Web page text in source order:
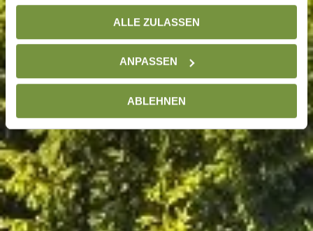
gesammelt haben. Weitere Informationen finden Sie auf
DatenschutzseiteALLE ZULASSEN
ANPASSEN
ABLEHNEN